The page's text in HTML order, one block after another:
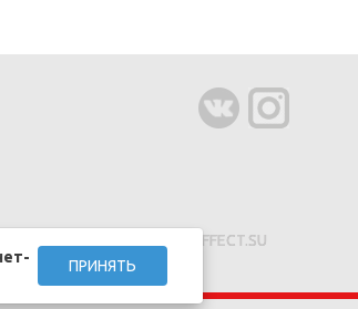
Создание сайтов - EFFECT.SU
ПРИНЯТЬ